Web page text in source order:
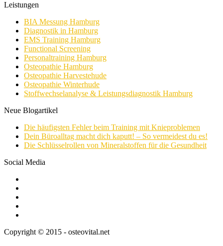
Leistungen
BIA Messung Hamburg
Diagnostik in Hamburg
EMS Training Hamburg
Functional Screening
Personaltraining Hamburg
Osteopathie Hamburg
Osteopathie Harvestehude
Osteopathie Winterhude
Stoffwechselanalyse & Leistungsdiagnostik Hamburg
Neue Blogartikel
Die häufigsten Fehler beim Training mit Knieproblemen
Dein Büroalltag macht dich kaputt! – So vermeidest du es!
Die Schlüsselrollen von Mineralstoffen für die Gesundheit
Social Media
Copyright © 2015 - osteovital.net